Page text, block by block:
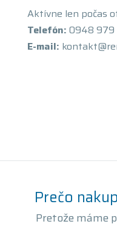
Aktívne len počas
Telefón: 0948 979
E-mail:
Prečo
Pretože máme